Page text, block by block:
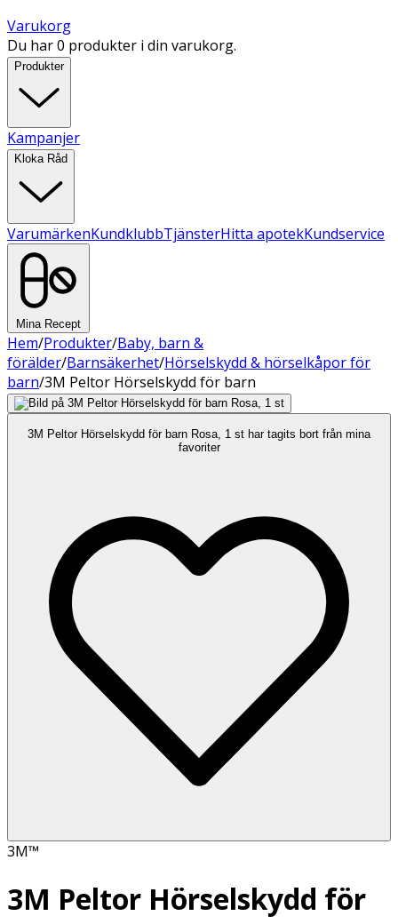
Varukorg
Du har 0 produkter i din varukorg.
Produkter
Kampanjer
Kloka Råd
VarumärkenKundklubbTjänsterHitta apotekKundservice
Mina Recept
Hem/Produkter/Baby, barn &
förälder/Barnsäkerhet/Hörselskydd & hörselkåpor för
barn/3M Peltor Hörselskydd för barn
3M Peltor Hörselskydd för barn Rosa, 1 st har tagits bort från mina
favoriter
3M™
3M Peltor Hörselskydd för